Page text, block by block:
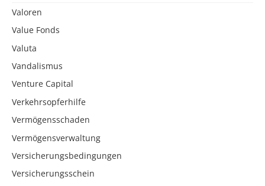
Valoren
Value Fonds
Valuta
Vandalismus
Venture Capital
Verkehrsopferhilfe
Vermögensschaden
Vermögensverwaltung
Versicherungsbedingungen
Versicherungsschein